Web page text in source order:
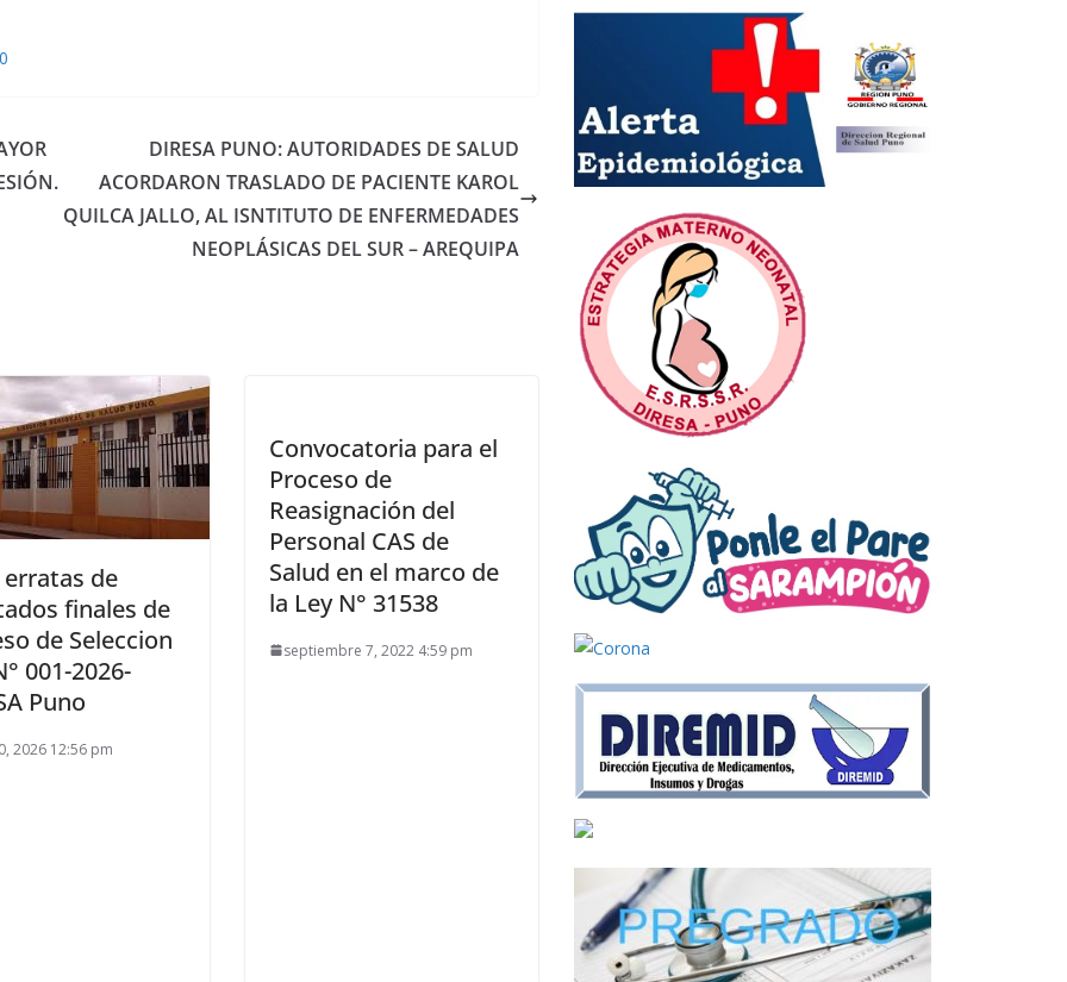
DIRESA PUNO: AUTORIDADES DE SALUD
ACORDARON TRASLADO DE PACIENTE KAROL
QUILCA JALLO, AL ISNTITUTO DE ENFERMEDADES
NEOPLÁSICAS DEL SUR – AREQUIPA
erratas de
finales de
de Seleccion
001-2026-
Puno
2026 12:56 pm
Convocatoria para el
Proceso de
Reasignación del
Personal CAS de
Salud en el marco de
la Ley N° 31538
septiembre 7, 2022 4:59 pm